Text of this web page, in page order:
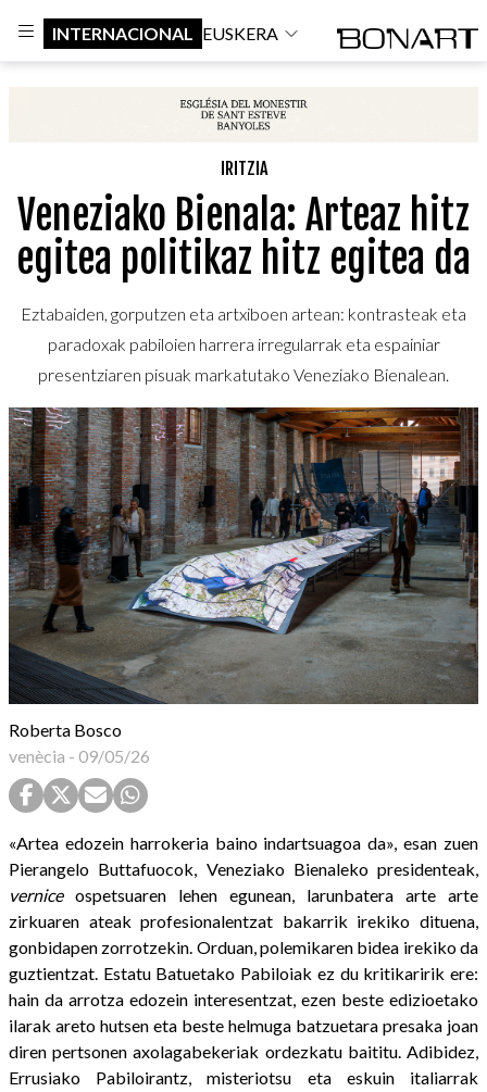
INTERNACIONAL EUSKERA
IRITZIA
Veneziako Bienala: Arteaz hitz
egitea politikaz hitz egitea da
Eztabaiden, gorputzen eta artxiboen artean: kontrasteak eta
paradoxak pabiloien harrera irregularrak eta espainiar
presentziaren pisuak markatutako Veneziako Bienalean.
Roberta Bosco
venècia - 09/05/26
«Artea edozein harrokeria baino indartsuagoa da», esan zuen
Pierangelo Buttafuocok, Veneziako Bienaleko presidenteak,
verniceospetsuaren lehen egunean, larunbatera arte arte
zirkuaren ateak profesionalentzat bakarrik irekiko dituena,
gonbidapen zorrotzekin. Orduan, polemikaren bidea irekiko da
guztientzat. Estatu Batuetako Pabiloiak ez du kritikaririk ere:
hain da arrotza edozein interesentzat, ezen beste edizioetako
ilarak areto hutsen eta beste helmuga batzuetara presaka joan
diren pertsonen axolagabekeriak ordezkatu baititu. Adibidez,
Errusiako Pabiloirantz, misteriotsu eta eskuin italiarrak